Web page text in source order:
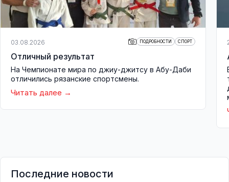
03.08.2026 ПОДРОБНОСТИ СПОРТ
Отличный результат
На Чемпионате мира по джиу-джитсу в Абу-Даби
отличились рязанские спортсмены.
Читать далее
Последние новости